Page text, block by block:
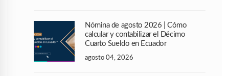
Nómina de agosto 2026 | Cómo
calcular y contabilizar el Décimo
Cuarto Sueldo en Ecuador
agosto 04, 2026